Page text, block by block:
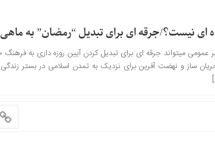
ای نیست؟/جرقه ای برای تبدیل “رمضان” به
عمومی میتواند جرقه ای برای تبدیل کردن آیین روزه داری به
ساز و نهضت آفرین برای نزدیک به تمدن اسلامی در بستر